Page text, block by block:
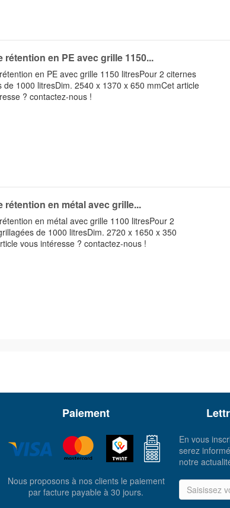
rétention en PE avec grille 1150...
en PE avec grille 1150 litresPour 2 citernes
de 1000 litresDim. 2540 x 1370 x 650 mmCet article
? contactez-nous !
rétention en métal avec grille...
en métal avec grille 1100 litresPour 2
de 1000 litresDim. 2720 x 1650 x 350
vous intéresse ? contactez-nous !
Paiement
Nous proposons à nos clients le paiement
par facture payable à 30 jours.
En vous
serez
notre